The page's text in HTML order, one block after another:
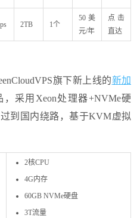
2TB 1个
50美
元/年
点击
直达
旗下新上线的新加
采用Xeon处理器+NVMe硬
到国内绕路，基于KVM虚拟
2核CPU
4G内存
60GB NVMe硬盘
3T流量